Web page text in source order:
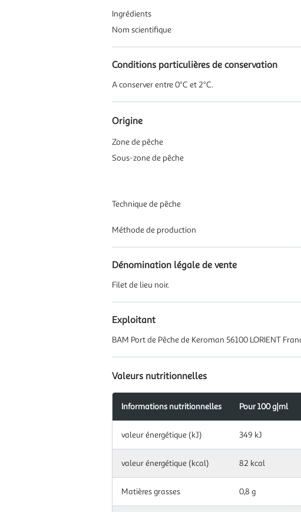
Ingrédients
Nom scientifique
Conditions particulières de conservation
A conserver entre 0°C et 2°C.
Origine
Zone de pêche
Sous-zone de pêche
Technique de pêche
Méthode de production
Dénomination légale de vente
Filet de lieu noir.
Exploitant
BAM Port de Pêche de Keroman 56100 LORIENT
Valeurs nutritionnelles
nutritionnelles
pour
g|ml
Informations nutritionnelles Pour 100 g|ml
valeur énergétique (kJ) 349 kJ
valeur énergétique (kcal) 82 kcal
Matières grasses 0,8 g